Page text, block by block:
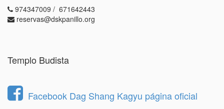
974347009 / 671642443
reservas@dskpanillo.org
Templo Budista
Facebook Dag Shang Kagyu página oficial